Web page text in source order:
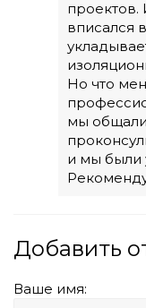
проектов.
вписался
Но что
мы
и мы были
Добавить
Ваше имя: